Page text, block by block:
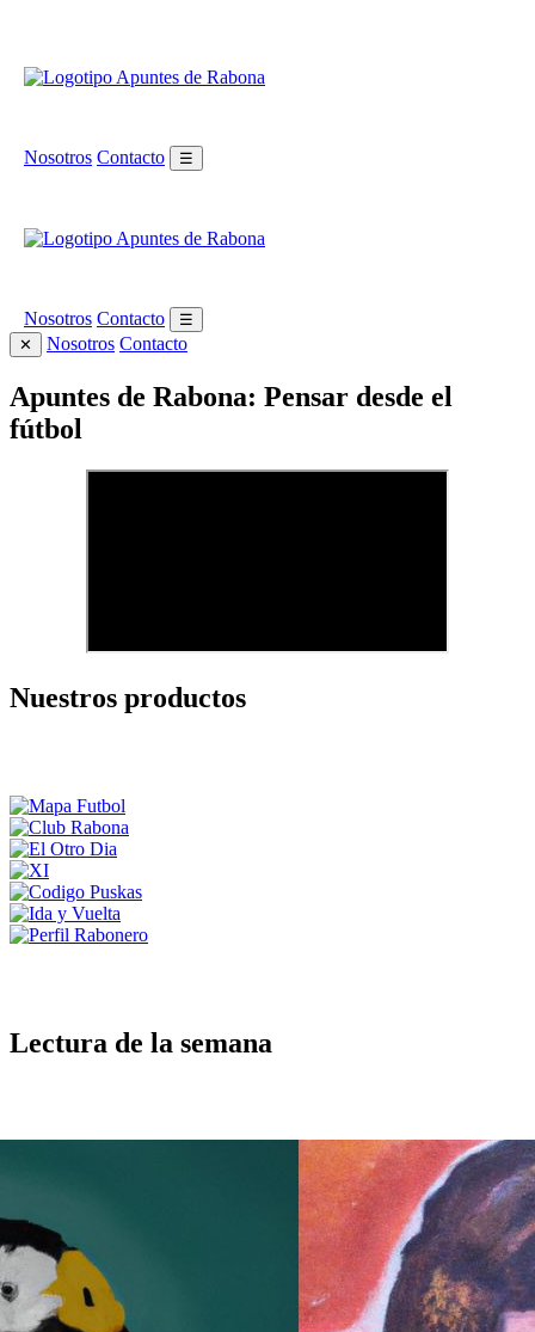
Nosotros Contacto ☰
Nosotros Contacto
☰
✕
Nosotros Contacto
Apuntes de Rabona: Pensar desde el
fútbol
Nuestros productos
Lectura de la semana